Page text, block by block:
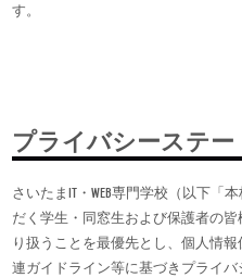
す。
プライバシーステー
さいたまIT・WEB専門学校（以下「
だく学生・同窓生および保護者の
り扱うことを最優先とし、個人情
連ガイドライン等に基づきプライ